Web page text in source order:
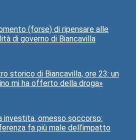
(forse) di ripensare alle
di governo di Biancavilla
storico di Biancavilla, ore 23: un
mi ha offerto della droga»
investita, omesso soccorso:
fa più male dell’impatto